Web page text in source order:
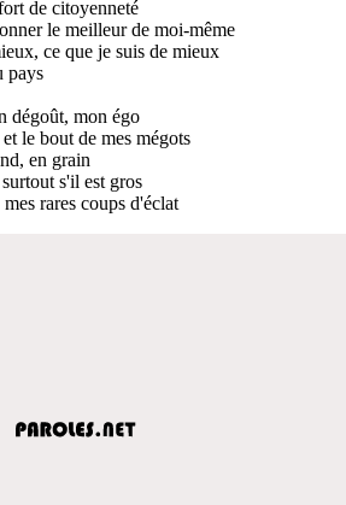
de citoyenneté
le meilleur de moi-même
ce que je suis de mieux
pays
dégoût, mon égo
le bout de mes mégots
en grain
s'il est gros
rares coups d'éclat